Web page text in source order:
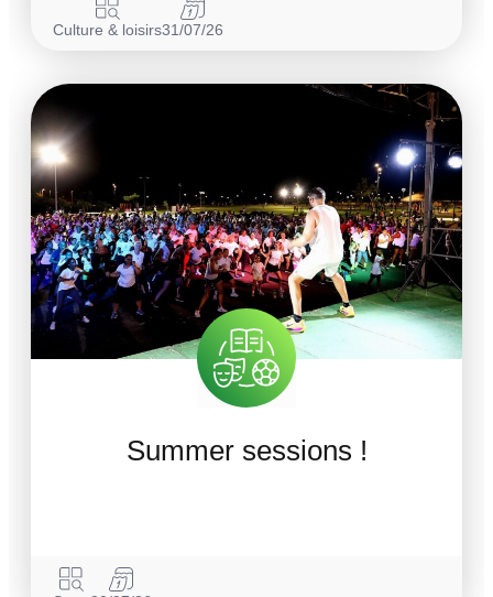
Culture & loisirs31/07/26
Summer sessions !